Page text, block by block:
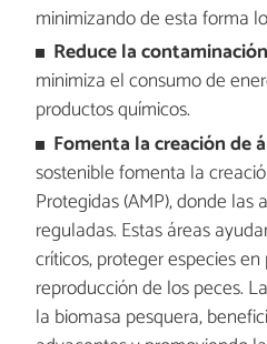
minimizando de esta forma
Reduce la
minimiza el consumo de
productos químicos.
Fomenta la creación de
sostenible fomenta la
Protegidas (AMP), donde las
reguladas. Estas áreas
críticos, proteger especies
reproducción de los peces.
la biomasa pesquera,